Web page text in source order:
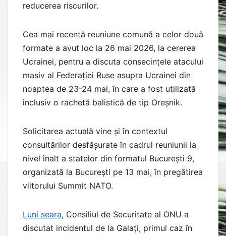
reducerea riscurilor.
Cea mai recentă reuniune comună a celor două
formate a avut loc la 26 mai 2026, la cererea
Ucrainei, pentru a discuta consecințele atacului
masiv al Federației Ruse asupra Ucrainei din
noaptea de 23-24 mai, în care a fost utilizată
inclusiv o rachetă balistică de tip Oreșnik.
Solicitarea actuală vine și în contextul
consultărilor desfășurate în cadrul reuniunii la
nivel înalt a statelor din formatul București 9,
organizată la București pe 13 mai, în pregătirea
viitorului Summit NATO.
Luni seara, Consiliul de Securitate al ONU a
discutat incidentul de la Galați, primul caz în